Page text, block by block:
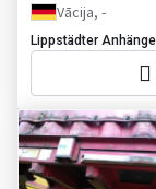
Vācija, -
Lippstädter